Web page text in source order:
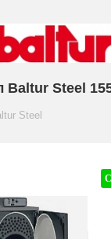
Baltur Steel
Steel